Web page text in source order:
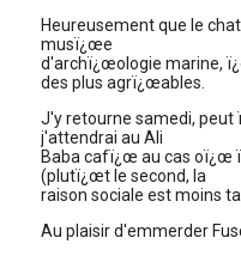
Heureusement que le
musï¿œe
d'archï¿œologie marine,
des plus agrï¿œables.
J'y retourne samedi,
j'attendrai au Ali
Baba cafï¿œ au cas oï¿œ
(plutï¿œt le second, la
raison sociale est moins
Au plaisir d'emmerder